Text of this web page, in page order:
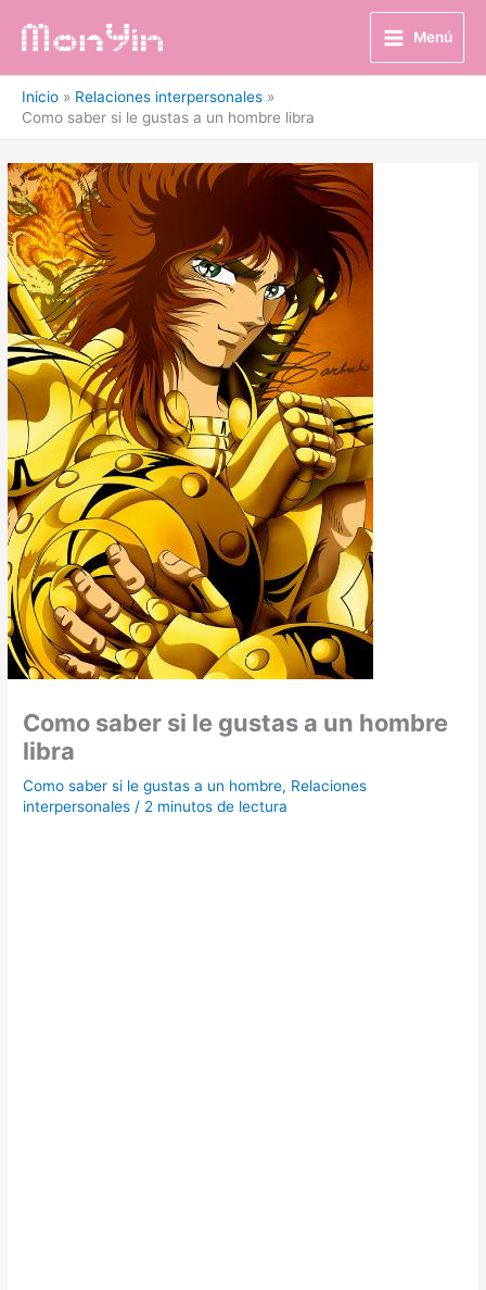
Menú
Inicio
Relaciones interpersonales
Como saber si le gustas a un hombre libra
Como saber si le gustas a un hombre
libra
Como saber si le gustas a un hombre, Relaciones
interpersonales / 2 minutos de lectura